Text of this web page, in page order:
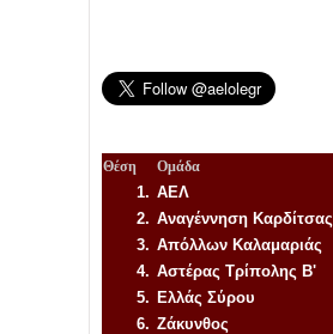
Θέση Ομάδα
1. ΑΕΛ
2. Αναγέννηση Καρδίτσας
3. Απόλλων Καλαμαριάς
4. Αστέρας Τρίπολης Β'
5. Ελλάς Σύρου
6. Ζάκυνθος